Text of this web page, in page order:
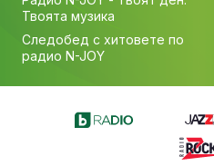
Твоята музика
Следобед с хитовете по
радио N-JOY